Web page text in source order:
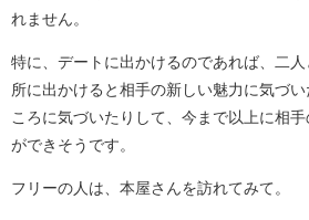
れません。
特に、デートに出かけるのであれば、二
所に出かけると相手の新しい魅力に気づ
ころに気づいたりして、今まで以上に相
ができそうです。
フリーの人は、本屋さんを訪れてみて。